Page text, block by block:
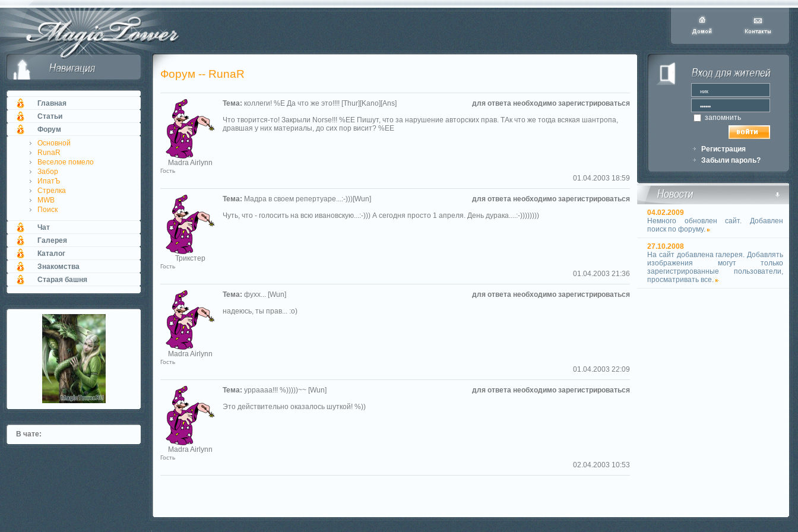
Главная
Статьи
Форум
Основной
RunaR
Веселое помело
Забор
ИпатЪ
Стрелка
MWB
Поиск
Чат
Галерея
Каталог
Знакомства
Старая башня
В чате:
Форум -- RunaR
Madra Airlynn
Гость
Тема: коллеги! %Е Да что же это!!!! [Thur][Kano][Ans]
для ответа необходимо зарегистрироваться
Что творится-то! Закрыли Norse!!! %ЕЕ Пишут, что за нарушение авторских прав. ТАк что же тогда всякая шантропа,
дравшая у них материалы, до сих пор висит? %ЕЕ
01.04.2003 18:59
Трикстер
Гость
Тема: Мадра в своем репертуаре...:-)))[Wun]
для ответа необходимо зарегистрироваться
Чуть, что - голосить на всю ивановскую...:-))) А сегодня просто 1 апреля. День дурака....:-))))))))
01.04.2003 21:36
Madra Airlynn
Гость
Тема: фухх... [Wun]
для ответа необходимо зарегистрироваться
надеюсь, ты прав... :о)
01.04.2003 22:09
Madra Airlynn
Гость
Тема: урраааа!!! %)))))~~ [Wun]
для ответа необходимо зарегистрироваться
Это действительно оказалось шуткой! %))
02.04.2003 10:53
запомнить
Регистрация
Забыли пароль?
04.02.2009
Немного обновлен сайт. Добавлен
поиск по форуму.
27.10.2008
На сайт добавлена галерея. Добавлять
изображения могут только
зарегистрированные пользователи,
просматривать все.